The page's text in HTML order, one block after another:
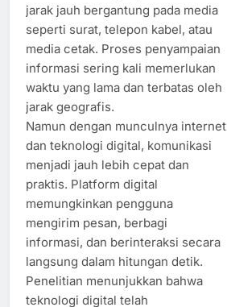
jarak jauh bergantung pada media
seperti surat, telepon kabel, atau
media cetak. Proses penyampaian
informasi sering kali memerlukan
waktu yang lama dan terbatas oleh
jarak geografis.
Namun dengan munculnya internet
dan teknologi digital, komunikasi
menjadi jauh lebih cepat dan
praktis. Platform digital
memungkinkan pengguna
mengirim pesan, berbagi
informasi, dan berinteraksi secara
langsung dalam hitungan detik.
Penelitian menunjukkan bahwa
teknologi digital telah